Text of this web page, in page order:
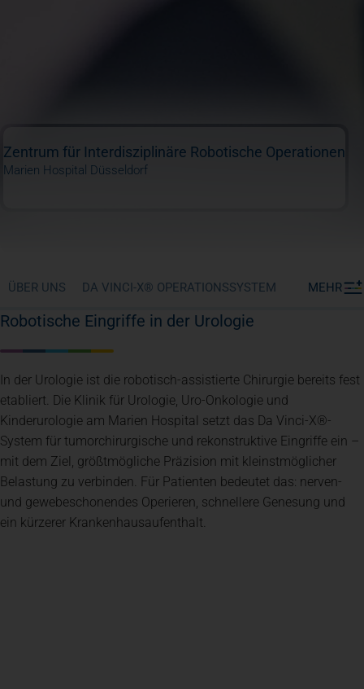
Zentrum für Interdisziplinäre Robotische Operationen
Marien Hospital Düsseldorf
ÜBER UNS DA VINCI-X® OPERATIONSSYSTEM MEHR
Robotische Eingriffe in der Urologie
In der Urologie ist die robotisch-assistierte Chirurgie bereits fest
etabliert. Die Klinik für Urologie, Uro-Onkologie und
Kinderurologie am Marien Hospital setzt das Da Vinci-X®-
System für tumorchirurgische und rekonstruktive Eingriffe ein –
mit dem Ziel, größtmögliche Präzision mit kleinstmöglicher
Belastung zu verbinden. Für Patienten bedeutet das: nerven-
und gewebeschonendes Operieren, schnellere Genesung und
ein kürzerer Krankenhausaufenthalt.